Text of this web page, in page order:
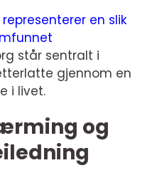
en slik
står sentralt i
gjennom en
i livet.
og